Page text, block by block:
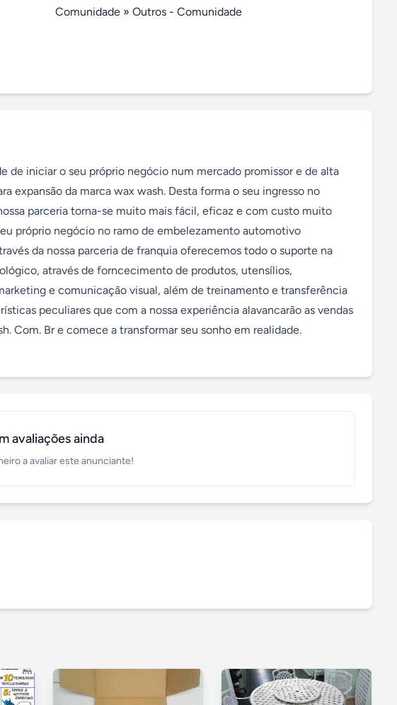
Comunidade » Outros - Comunidade
de iniciar o seu próprio negócio num mercado promissor e de alta
expansão da marca wax wash. Desta forma o seu ingresso no
parceria torna-se muito mais fácil, eficaz e com custo muito
próprio negócio no ramo de embelezamento automotivo
da nossa parceria de franquia oferecemos todo o suporte na
através de forncecimento de produtos, utensílios,
e comunicação visual, além de treinamento e transferência
peculiares que com a nossa experiência alavancarão as vendas
Com. Br e comece a transformar seu sonho em realidade.
avaliações ainda
a avaliar este anunciante!